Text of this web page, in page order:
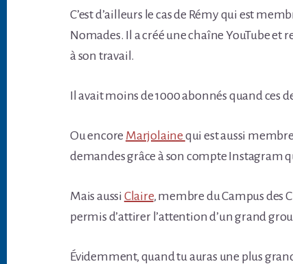
C’est d’ailleurs le cas de Rémy qui est
Nomades. Il a créé une chaîne YouTube et
à son travail.
Il avait moins de 1000 abonnés quand ces
Ou encore Marjolaine qui est aussi
demandes grâce à son compte Instagram
Mais aussi Claire, membre du Campus des
permis d’attirer l’attention d’un grand
Évidemment, quand tu auras une plus